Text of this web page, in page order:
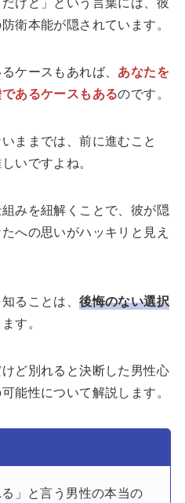
衛本能が隠されています。
ケースもあれば、 あなたを
あるケースもあるのです。
ままでは、前に進むこと
いですよね。
みを紐解くことで、彼が隠
への思いがハッキリと見え
ることは、後悔のない選択
す。
ど別れると決断した男性心
能性について解説します。
る」と言う男性の本当の